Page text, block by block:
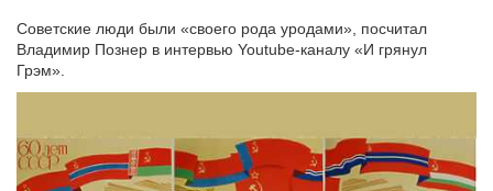
Советские люди были «своего рода уродами», посчитал
Владимир Познер в интервью Youtube-каналу «И грянул
Грэм».